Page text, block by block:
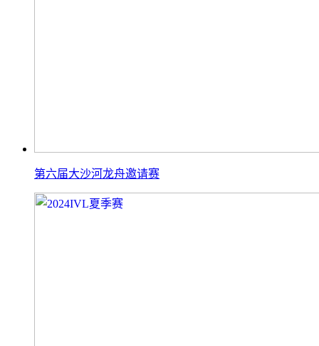
第六届大沙河龙舟邀请赛